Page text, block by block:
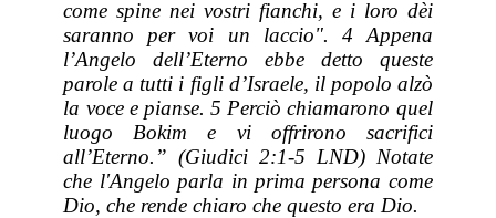
come spine nei vostri fianchi, e i loro dèi
saranno per voi un laccio". 4 Appena
l’Angelo dell’Eterno ebbe detto queste
parole a tutti i figli d’Israele, il popolo alzò
la voce e pianse. 5 Perciò chiamarono quel
luogo Bokim e vi offrirono sacrifici
all’Eterno.” (Giudici 2:1-5 LND) Notate
che l'Angelo parla in prima persona come
Dio, che rende chiaro che questo era Dio.